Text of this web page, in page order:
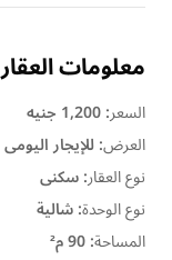
معلومات العقار
السعر:1,200 جنيه
العرض:للإيجار اليومى
نوع العقار:سكنى
نوع الوحدة:شالية
المساحة:90 م²